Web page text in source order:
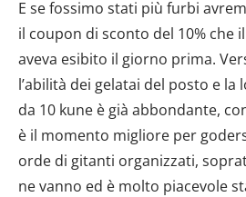
E se fossimo stati più furbi
il coupon di sconto del 10% che
aveva esibito il giorno prima.
l’abilità dei gelatai del posto e la
da 10 kune è già abbondante,
è il momento migliore per
orde di gitanti organizzati,
ne vanno ed è molto piacevole